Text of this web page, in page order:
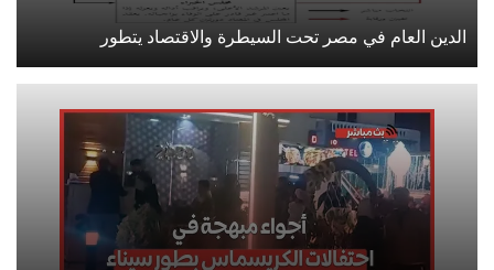
الدين العام في مصر تحت السيطرة والاقتصاد يتطور